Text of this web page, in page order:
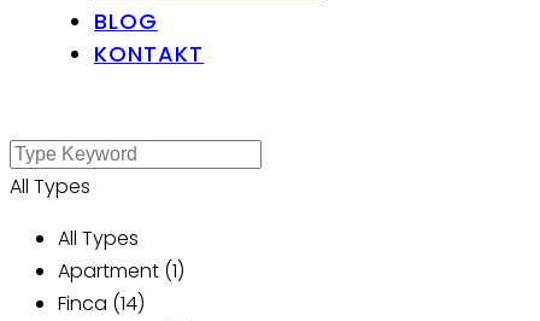
BLOG
KONTAKT
All Types
All Types
Apartment (1)
Finca (14)